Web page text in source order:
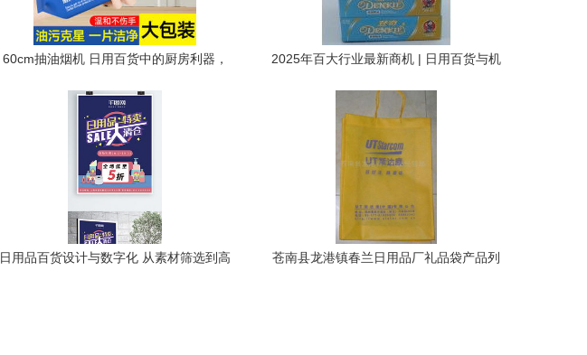
60cm抽油烟机 日用百货中的厨房利器，
2025年百大行业最新商机 | 日用百货与机
日用品百货设计与数字化 从素材筛选到高
苍南县龙港镇春兰日用品厂礼品袋产品列